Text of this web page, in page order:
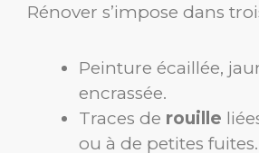
Rénover s’impose dans
Peinture écaillée,
encrassée.
Traces de rouille
ou à de petites fuites.